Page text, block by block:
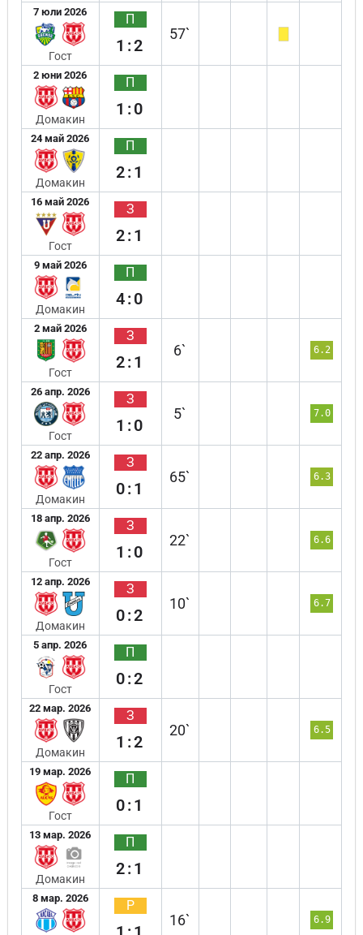
7 юли 2026
Гост
П
1:2
57`
2 юни 2026
Домакин
П
1:0
24 май 2026
Домакин
П
2:1
16 май 2026
Гост
З
2:1
9 май 2026
Домакин
П
4:0
2 май 2026
Гост
З
2:1
6` 6.2
26 апр. 2026
Гост
З
1:0
5` 7.0
22 апр. 2026
Домакин
З
0:1
65` 6.3
18 апр. 2026
Гост
З
1:0
22` 6.6
12 апр. 2026
Домакин
З
0:2
10` 6.7
5 апр. 2026
Гост
П
0:2
22 мар. 2026
Домакин
З
1:2
20` 6.5
19 мар. 2026
Гост
П
0:1
13 мар. 2026
Домакин
П
2:1
8 мар. 2026 Р
16` 6.9